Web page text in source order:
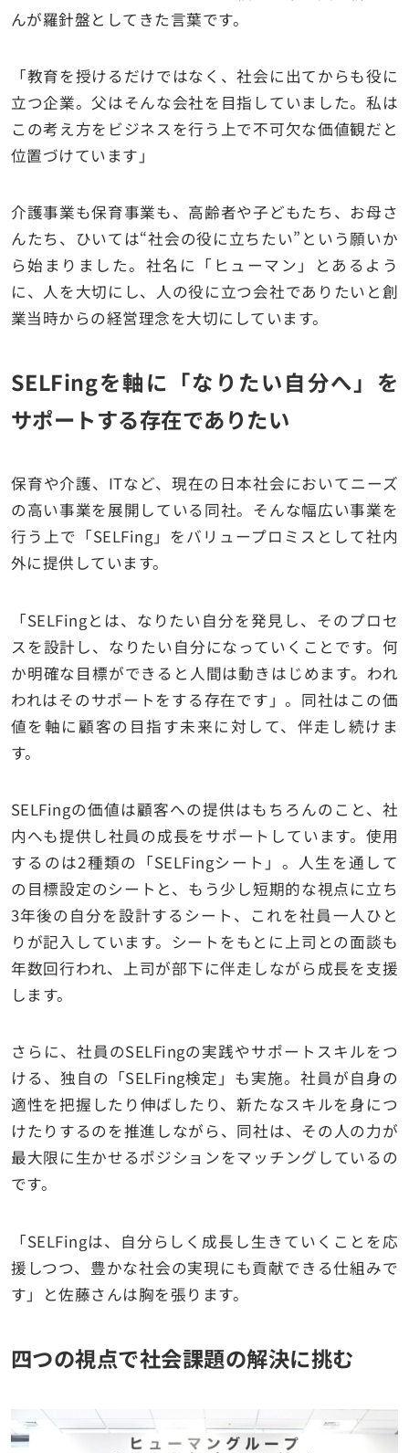
んが羅針盤としてきた言葉です。
「教育を授けるだけではなく、社会に出てからも役に
立つ企業。父はそんな会社を目指していました。私は
この考え方をビジネスを行う上で不可欠な価値観だと
位置づけています」
介護事業も保育事業も、高齢者や子どもたち、お母さ
んたち、ひいては“社会の役に立ちたい”という願いか
ら始まりました。社名に「ヒューマン」とあるよう
に、人を大切にし、人の役に立つ会社でありたいと創
業当時からの経営理念を大切にしています。
SELFingを軸に「なりたい自分へ」を
サポートする存在でありたい
保育や介護、ITなど、現在の日本社会においてニーズ
の高い事業を展開している同社。そんな幅広い事業を
行う上で「SELFing」をバリュープロミスとして社内
外に提供しています。
「SELFingとは、なりたい自分を発見し、そのプロセ
スを設計し、なりたい自分になっていくことです。何
か明確な目標ができると人間は動きはじめます。われ
われはそのサポートをする存在です」。同社はこの価
値を軸に顧客の目指す未来に対して、伴走し続けま
す。
SELFingの価値は顧客への提供はもちろんのこと、社
内へも提供し社員の成長をサポートしています。使用
するのは2種類の「SELFingシート」。人生を通して
の目標設定のシートと、もう少し短期的な視点に立ち
3年後の自分を設計するシート、これを社員一人ひと
りが記入しています。シートをもとに上司との面談も
年数回行われ、上司が部下に伴走しながら成長を支援
します。
さらに、社員のSELFingの実践やサポートスキルをつ
ける、独自の「SELFing検定」も実施。社員が自身の
適性を把握したり伸ばしたり、新たなスキルを身につ
けたりするのを推進しながら、同社は、その人の力が
最大限に生かせるポジションをマッチングしているの
です。
「SELFingは、自分らしく成長し生きていくことを応
援しつつ、豊かな社会の実現にも貢献できる仕組みで
す」と佐藤さんは胸を張ります。
四つの視点で社会課題の解決に挑む